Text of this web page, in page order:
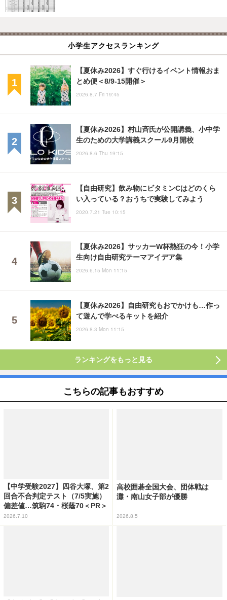
小学生アクセスランキング
【夏休み2026】すぐ行けるイベント情報おま
とめ便＜8/9-15開催＞
2026.8.7 Fri 19:45
【夏休み2026】村山斉氏が公開講義、小中学
生のための大学講義スクール9月開校
2026.8.6 Thu 19:15
【自由研究】飲み物にビタミンCはどのくら
い入っている？おうちで実験してみよう
2020.7.21 Tue 10:15
【夏休み2026】サッカーW杯熱狂の今！小学
生向け自由研究テーマアイデア集
2026.6.15 Mon 11:15
【夏休み2026】自由研究もおでかけも…作っ
て遊んで学べるキットを紹介
2026.8.3 Mon 11:15
ランキングをもっと見る
こちらの記事もおすすめ
【中学受験2027】四谷大塚、第2
回合不合判定テスト（7/5実施）
偏差値…筑駒74・桜蔭70＜PR＞
2026.7.10
高校囲碁全国大会、団体戦は
灘・南山女子部が優勝
2026.8.5